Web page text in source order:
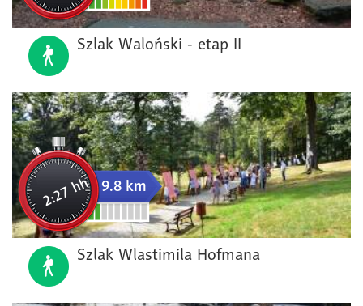
Szlak Waloński - etap II
2:27 hh 9.8 km
Szlak Wlastimila Hofmana